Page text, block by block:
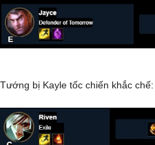
Tướng bị Kayle tốc chiến khắc chế: